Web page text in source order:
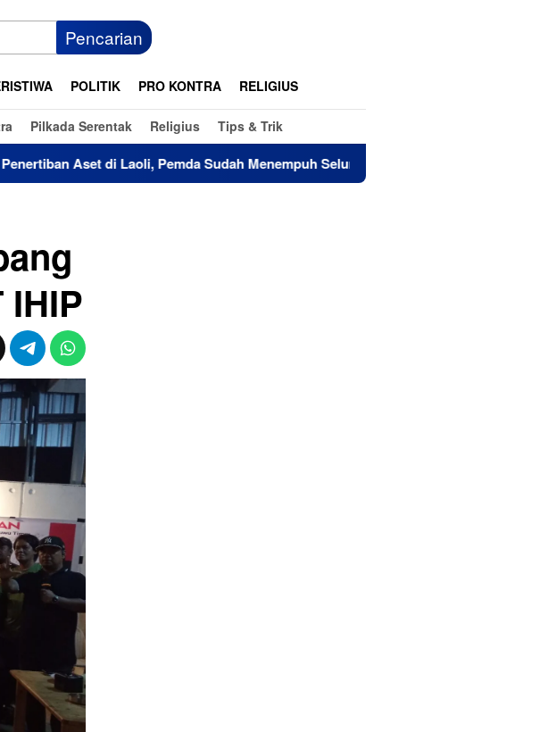
Pencarian
POLITIK PRO KONTRA RELIGIUS
Pilkada Serentak Religius Tips & Trik
di Laoli, Pemda Sudah Menempuh Seluruh Tahapan